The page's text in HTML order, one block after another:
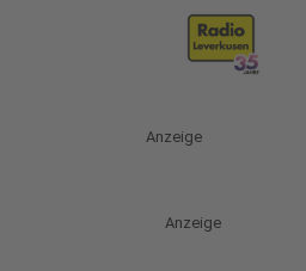
Anzeige
Anzeige